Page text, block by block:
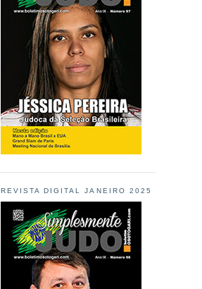
REVISTA DIGITAL JANEIRO 2025